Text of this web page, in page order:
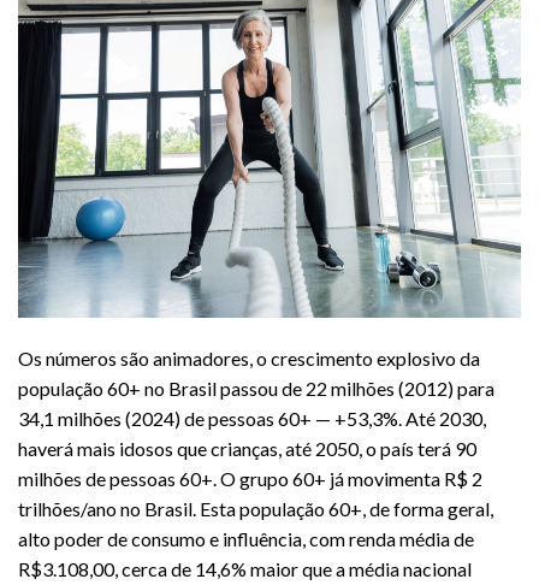
Os números são animadores, o crescimento explosivo da
população 60+ no Brasil passou de 22 milhões (2012) para
34,1 milhões (2024) de pessoas 60+ — +53,3%. Até 2030,
haverá mais idosos que crianças, até 2050, o país terá 90
milhões de pessoas 60+. O grupo 60+ já movimenta R$ 2
trilhões/ano no Brasil. Esta população 60+, de forma geral,
alto poder de consumo e influência, com renda média de
R$3.108,00, cerca de 14,6% maior que a média nacional